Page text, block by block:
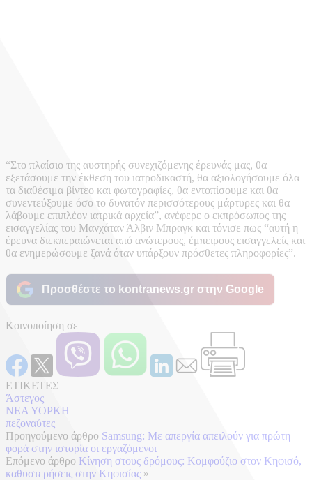
“Στο πλαίσιο της αυστηρής συνεχιζόμενης έρευνάς μας, θα
εξετάσουμε την έκθεση του ιατροδικαστή, θα αξιολογήσουμε όλα
τα διαθέσιμα βίντεο και φωτογραφίες, θα εντοπίσουμε και θα
συνεντεύξουμε όσο το δυνατόν περισσότερους μάρτυρες και θα
λάβουμε επιπλέον ιατρικά αρχεία”, ανέφερε ο εκπρόσωπος της
εισαγγελίας του Μανχάταν Άλβιν Μπραγκ και τόνισε πως “αυτή η
έρευνα διεκπεραιώνεται από ανώτερους, έμπειρους εισαγγελείς και
θα ενημερώσουμε ξανά όταν υπάρξουν πρόσθετες πληροφορίες”.
Προσθέστε το kontranews.gr στην Google
Κοινοποίηση σε
ΕΤΙΚΕΤΕΣ
Άστεγος
ΝΕΑ ΥΟΡΚΗ
πεζοναύτες
Προηγούμενο άρθρο Samsung: Με απεργία απειλούν για πρώτη
φορά στην ιστορία οι εργαζόμενοι
Επόμενο άρθρο Κίνηση στους δρόμους: Κομφούζιο στον Κηφισό,
καθυστερήσεις στην Κηφισίας »